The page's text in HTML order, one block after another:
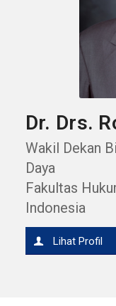
Dr. Drs.
Wakil Dekan
Daya
Fakultas
Indonesia
Lihat Profil